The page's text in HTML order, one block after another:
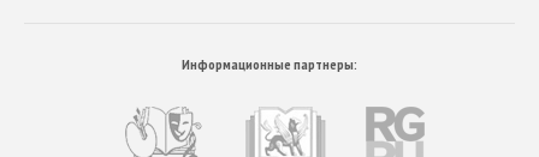
Информационные партнеры: